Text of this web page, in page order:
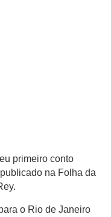
primeiro conto
na Folha da
o Rio de Janeiro